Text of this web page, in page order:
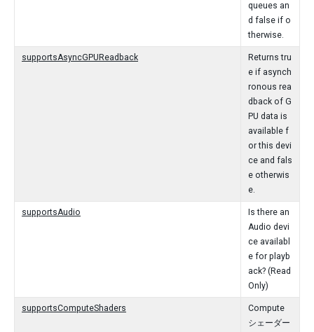
queues an
d false if o
therwise.
supportsAsyncGPUReadback
Returns tru
e if asynch
ronous rea
dback of G
PU data is
available f
or this devi
ce and fals
e otherwis
e.
supportsAudio
Is there an
Audio devi
ce availabl
e for playb
ack? (Read
Only)
supportsComputeShaders
Compute
シェーダー